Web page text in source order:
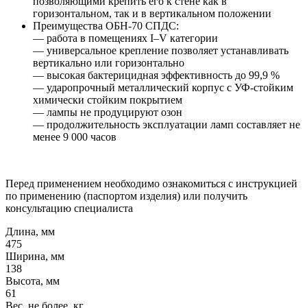
горизонтальном, так и в вертикальном положении
Преимущества ОБН-70 СПДС:
— работа в помещениях I–V категории
— универсальное крепление позволяет устанавливать
вертикально или горизонтально
— высокая бактерицидная эффективность до 99,9 %
— ударопрочный металлический корпус с УФ‑стойким
химически стойким покрытием
— лампы не продуцируют озон
— продолжительность эксплуатации ламп составляет не
менее 9 000 часов
Перед применением необходимо ознакомиться с инструкцией
по применению (паспортом изделия) или получить
консультацию специалиста
Длина, мм
475
Ширина, мм
138
Высота, мм
61
Вес, не более, кг